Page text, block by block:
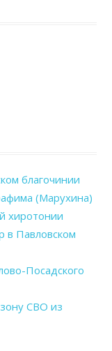
благочинии
(Марухина)
хиротонии
в Павловском
Посадского
СВО из